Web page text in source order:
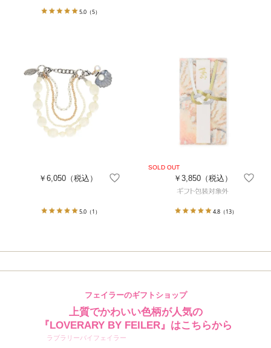
5.0 （5）
￥6,050 （税込）
5.0 （1）
￥3,850（税込）
4.8（13）
フェイラーのギフトショップ
上質でかわいい色柄が人気の
『LOVERARY BY FEILER』はこちらから
ラブラリーバイフェイラー